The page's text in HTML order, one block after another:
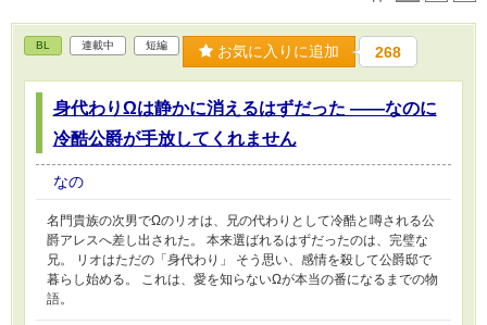
BL 連載中 短編 お気に入りに追加 268
身代わりΩは静かに消えるはずだった ――なのに
冷酷公爵が手放してくれません
なの
名門貴族の次男でΩのリオは、兄の代わりとして冷酷と噂される公
爵アレスへ差し出された。 本来選ばれるはずだったのは、完璧な
兄。 リオはただの「身代わり」 そう思い、感情を殺して公爵邸で
暮らし始める。 これは、愛を知らないΩが本当の番になるまでの物
語。